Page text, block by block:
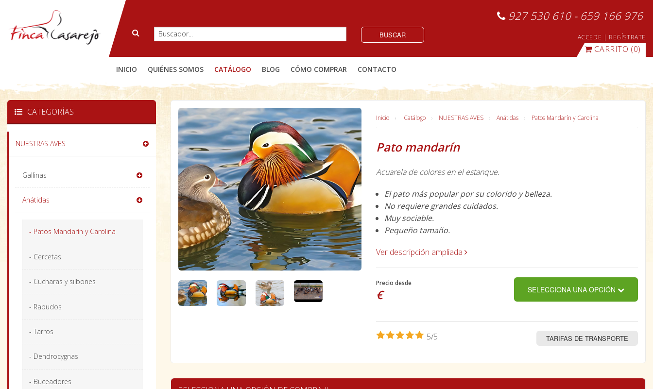
927 530 610 - 659 166 976
BUSCAR ACCEDE | REGÍSTRATE
CARRITO (0)
INICIO QUIÉNES SOMOS CATÁLOGO BLOG CÓMO COMPRAR CONTACTO
Inicio Catálogo NUESTRAS AVES Anátidas Patos Mandarín y Carolina
Pato mandarín
Acuarela de colores en el estanque.
El pato más popular por su colorido y belleza.
No requiere grandes cuidados.
Muy sociable.
Pequeño tamaño.
Ver descripción ampliada
Precio desde
€ SELECCIONA UNA OPCIÓN
5/5 TARIFAS DE TRANSPORTE
CATEGORÍAS
NUESTRAS AVES
Gallinas
Anátidas
- Patos Mandarín y Carolina
- Cercetas
- Cucharas y silbones
- Rabudos
- Tarros
- Dendrocygnas
- Buceadores